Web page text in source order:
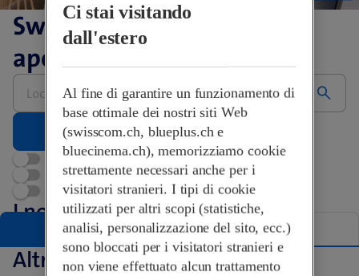
Swisscom Shop e orari di
apertura
Inserire
l’indirizzo,
Aperti adesso
Appuntamento
Swisscom World Partner
I nostri Shop a Amriswil
Elenco Mappa
Altri Swisscom Shop
Ci stai visitando
dall'estero
Al fine di garantire un funzionamento di
base ottimale dei nostri siti Web
(swisscom.ch, blueplus.ch e
bluecinema.ch), memorizziamo cookie
strettamente necessari anche per i
visitatori stranieri. I tipi di cookie
utilizzati per altri scopi (statistiche,
analisi, personalizzazione del sito, ecc.)
sono bloccati per i visitatori stranieri e
non viene effettuato alcun trattamento